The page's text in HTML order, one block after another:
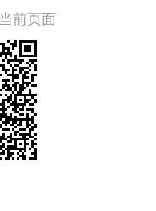
前页面